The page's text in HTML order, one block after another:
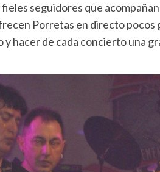
seguidores que
Porretas en directo
y hacer de cada concierto una